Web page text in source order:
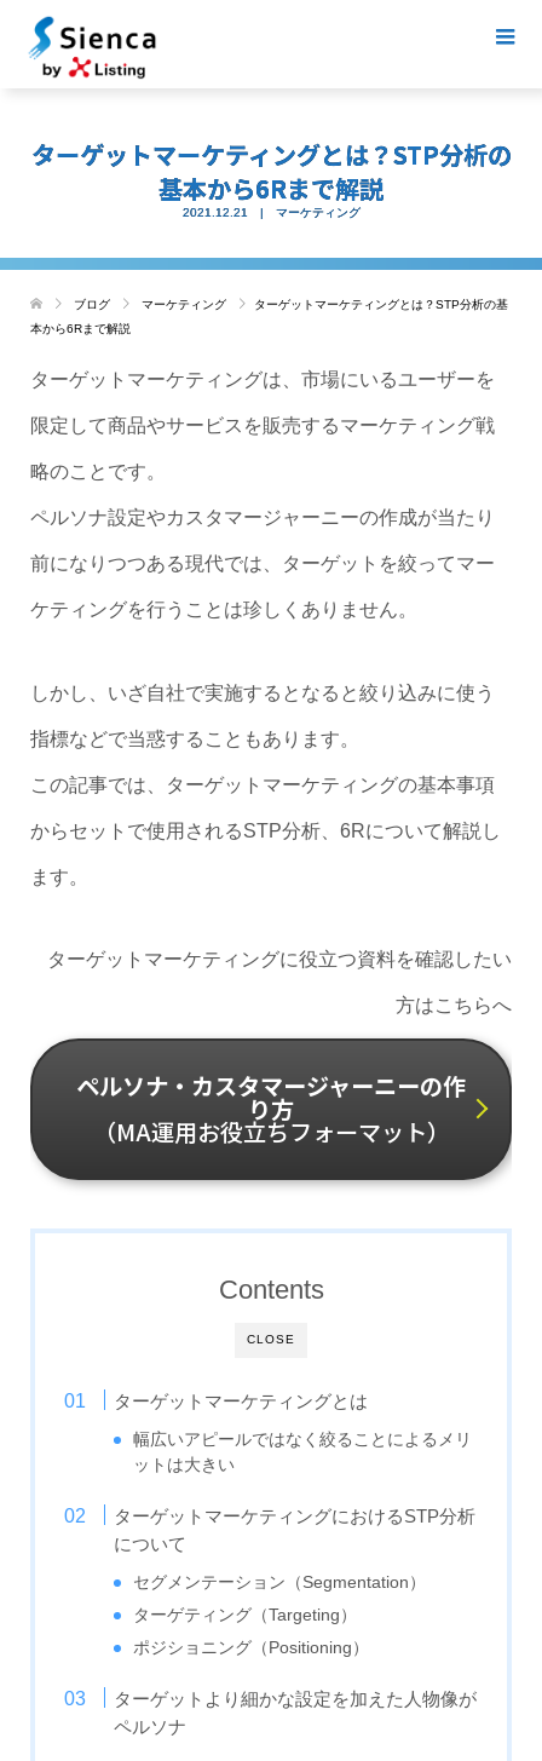
ターゲットマーケティングとは？STP分析の
基本から6Rまで解説
2021.12.21 マーケティング
ブログ マーケティング
ターゲットマーケティングとは？STP分析の基
本から6Rまで解説
ターゲットマーケティングは、市場にいるユーザーを
限定して商品やサービスを販売するマーケティング戦
略のことです。
ペルソナ設定やカスタマージャーニーの作成が当たり
前になりつつある現代では、ターゲットを絞ってマー
ケティングを行うことは珍しくありません。
しかし、いざ自社で実施するとなると絞り込みに使う
指標などで当惑することもあります。
この記事では、ターゲットマーケティングの基本事項
からセットで使用されるSTP分析、6Rについて解説し
ます。
ターゲットマーケティングに役立つ資料を確認したい
方はこちらへ
ペルソナ・カスタマージャーニーの作
り方
（MA運用お役立ちフォーマット）
CLOSE
Contents
ターゲットマーケティングとは
幅広いアピールではなく絞ることによるメリ
ットは大きい
ターゲットマーケティングにおけるSTP分析
について
セグメンテーション（Segmentation）
ターゲティング（Targeting）
ポジショニング（Positioning）
ターゲットより細かな設定を加えた人物像が
ペルソナ